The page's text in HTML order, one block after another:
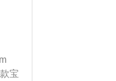
马
宝